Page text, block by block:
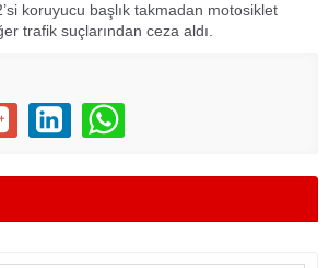
koruyucu başlık takmadan motosiklet
trafik suçlarından ceza aldı.